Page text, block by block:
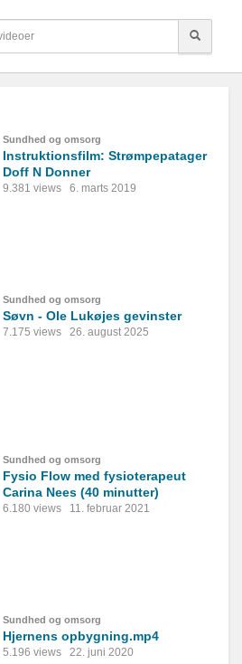
Sundhed og omsorg
Instruktionsfilm: Strømpepatager
Doff N Donner
9.381 views 6. marts 2019
Sundhed og omsorg
Søvn - Ole Lukøjes gevinster
7.175 views 26. august 2025
Sundhed og omsorg
Fysio Flow med fysioterapeut
Carina Nees (40 minutter)
6.180 views 11. februar 2021
Sundhed og omsorg
Hjernens opbygning.mp4
5.196 views 22. juni 2020